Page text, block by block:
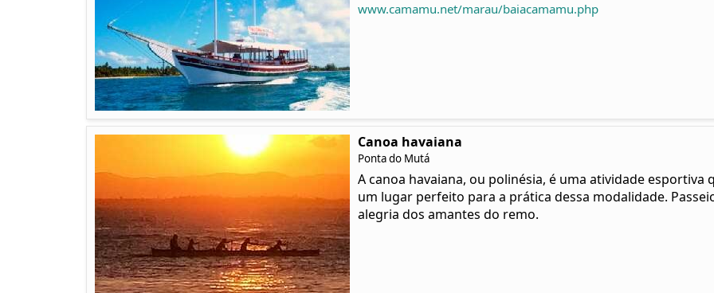
www.camamu.net/marau/baiacamamu.php
Canoa havaiana
Ponta do Mutá
A canoa havaiana, ou polinésia, é uma atividade esportiva
um lugar perfeito para a prática dessa modalidade.
alegria dos amantes do remo.